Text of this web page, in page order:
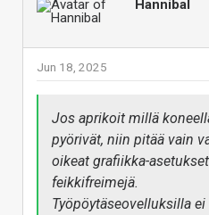
Hannibal
Jun 18, 2025
Jos aprikoit millä
pyörivät, niin pitää vain
oikeat grafiikka-
feikkifreimejä.
Työpöytäseovelluksilla